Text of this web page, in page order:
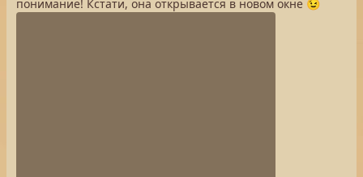
понимание! Кстати, она открывается в новом окне 😉